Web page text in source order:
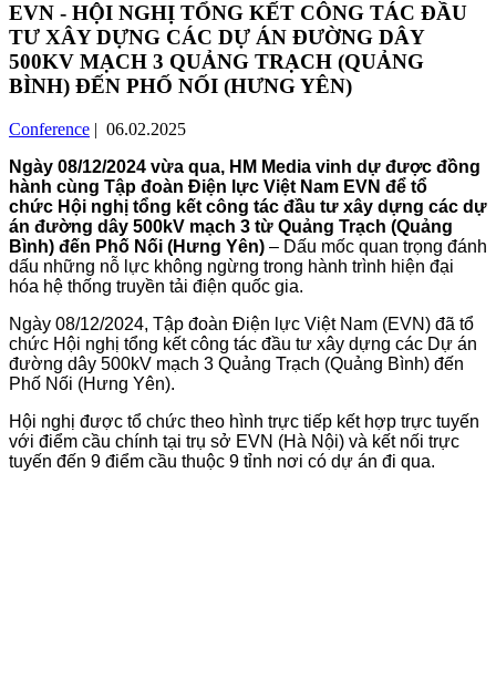
EVN - HỘI NGHỊ TỔNG KẾT CÔNG TÁC ĐẦU
TƯ XÂY DỰNG CÁC DỰ ÁN ĐƯỜNG DÂY
500KV MẠCH 3 QUẢNG TRẠCH (QUẢNG
BÌNH) ĐẾN PHỐ NỐI (HƯNG YÊN)
Conference | 06.02.2025
Ngày 08/12/2024 vừa qua, HM Media vinh dự được đồng
hành cùng Tập đoàn Điện lực Việt Nam EVN để tổ
chức Hội nghị tổng kết công tác đầu tư xây dựng các dự
án đường dây 500kV mạch 3 từ Quảng Trạch (Quảng
Bình) đến Phố Nối (Hưng Yên) – Dấu mốc quan trọng đánh
dấu những nỗ lực không ngừng trong hành trình hiện đại
hóa hệ thống truyền tải điện quốc gia.
Ngày 08/12/2024, Tập đoàn Điện lực Việt Nam (EVN) đã tổ
chức Hội nghị tổng kết công tác đầu tư xây dựng các Dự án
đường dây 500kV mạch 3 Quảng Trạch (Quảng Bình) đến
Phố Nối (Hưng Yên).
Hội nghị được tổ chức theo hình trực tiếp kết hợp trực tuyến
với điểm cầu chính tại trụ sở EVN (Hà Nội) và kết nối trực
tuyến đến 9 điểm cầu thuộc 9 tỉnh nơi có dự án đi qua.